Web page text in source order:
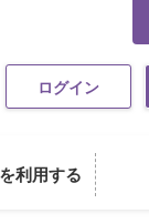
ログイン
利用する